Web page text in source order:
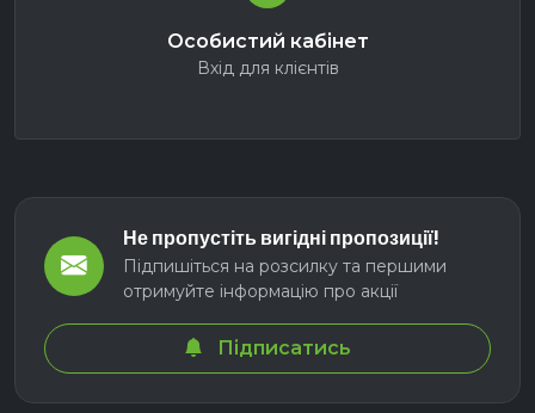
Особистий кабінет
Вхід для клієнтів
Не пропустіть вигідні пропозиції!
Підпишіться на розсилку та першими
отримуйте інформацію про акції
Підписатись